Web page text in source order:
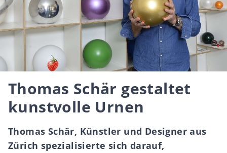
Thomas Schär gestaltet
kunstvolle Urnen
Thomas Schär, Künstler und Designer aus
Zürich spezialisierte sich darauf,